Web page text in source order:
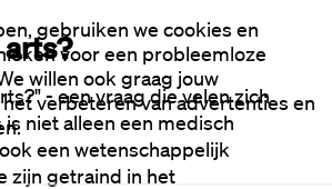
gebruiken we cookies en
voor een probleemloze
willen ook graag jouw
verbeteren van advertenties en
- een vraag die velen zich
niet alleen een medisch
een wetenschappelijk
zijn getraind in het